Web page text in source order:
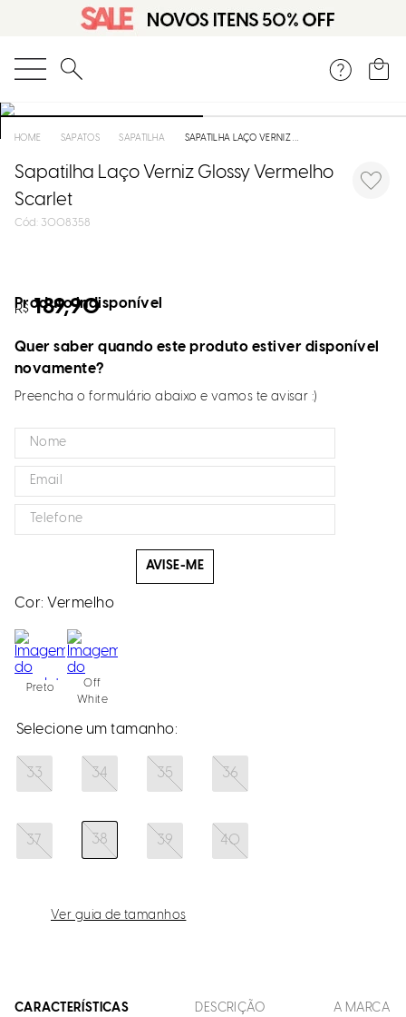
O que você está procurando?
SAPATOS SAPATILHA SAPATILHA LAÇO VERNIZ GLOSSY VERMELHO SCARLET
Sapatilha Laço Verniz Glossy Vermelho
Scarlet
: 3008358
R$ 189,90
Produto indisponível
Quer saber quando este produto estiver disponível
novamente?
Preencha o formulário abaixo e vamos te avisar :)
AVISE-ME
Cor: Vermelho
Preto
Off
White
33 34 35 36
37 38 39 40
Ver guia de tamanhos
CARACTERÍSTICAS DESCRIÇÃO A MARCA